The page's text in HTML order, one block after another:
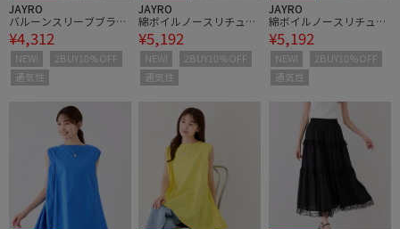
JAYRO
バルーンスリーブブラウ
ス
¥4,312
NEW!
2BUY10%OFF
通気性
JAYRO
綿ボイルノースリチュニ
ック
¥5,192
NEW!
2BUY10%OFF
通気性
JAYRO
綿ボイルノースリチュニ
ック
¥5,192
NEW!
2BUY10%OFF
通気性